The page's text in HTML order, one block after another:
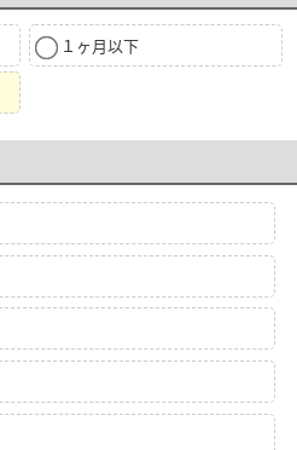
１ヶ月以下